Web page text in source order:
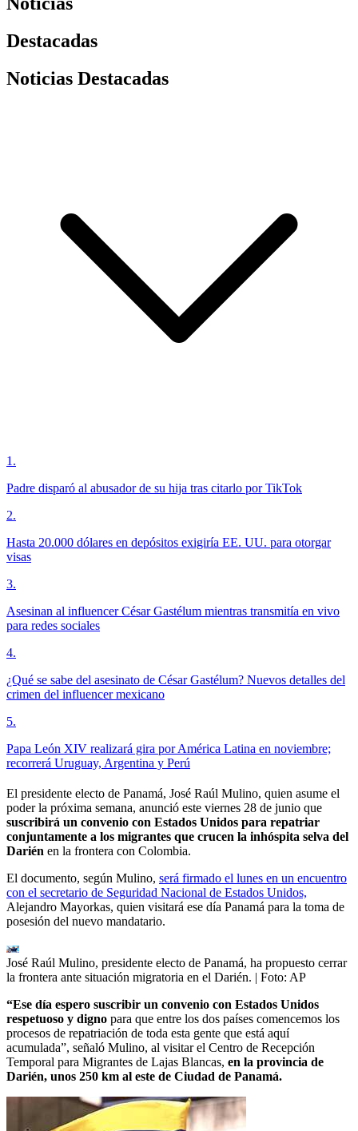
Destacadas
Noticias Destacadas
1 .
Padre disparó al abusador de su hija tras citarlo por TikTok
2.
Hasta 20.000 dólares en depósitos exigiría EE. UU. para otorgar
visas
3.
Asesinan al influencer César Gastélum mientras transmitía en vivo
para redes sociales
4.
¿Qué se sabe del asesinato de César Gastélum? Nuevos detalles del
crimen del influencer mexicano
5.
Papa León XIV realizará gira por América Latina en noviembre;
recorrerá Uruguay, Argentina y Perú
El presidente electo de Panamá, José Raúl Mulino, quien asume el
poder la próxima semana, anunció este viernes 28 de junio que
suscribirá un convenio con Estados Unidos para repatriar
conjuntamente a los migrantes que crucen la inhóspita selva del
Darién en la frontera con Colombia.
El documento, según Mulino, será firmado el lunes en un encuentro
con el secretario de Seguridad Nacional de Estados Unidos,
Alejandro Mayorkas, quien visitará ese día Panamá para la toma de
posesión del nuevo mandatario.
José Raúl Mulino, presidente electo de Panamá, ha propuesto cerrar
la frontera ante situación migratoria en el Darién. | Foto: AP
“Ese día espero suscribir un convenio con Estados Unidos
respetuoso y digno para que entre los dos países comencemos los
procesos de repatriación de toda esta gente que está aquí
acumulada”, señaló Mulino, al visitar el Centro de Recepción
Temporal para Migrantes de Lajas Blancas, en la provincia de
Darién, unos 250 km al este de Ciudad de Panamá.